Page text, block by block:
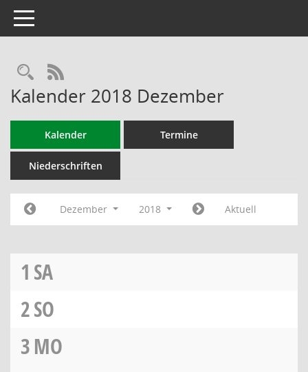
Toggle navigation
RSS-Feed
Kalender 2018 Dezember
Kalender Termine
Niederschriften
Dezember 2018 Aktuell
1 SA
2SO
3MO